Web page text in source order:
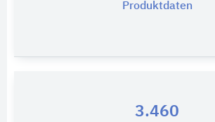
Produktdaten
3.460